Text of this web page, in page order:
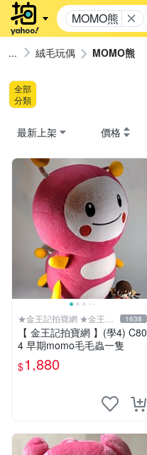
MOMO熊
絨毛玩偶 MOMO熊
全部
分類
最新上架 價格
★金王記拍寶網 ★金王記
拍寶趣
1638
【 金王記拍寶網 】(學4) C80
4 早期momo毛毛蟲一隻
$1,880